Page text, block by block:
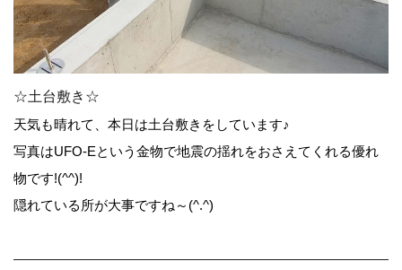
☆土台敷き☆
天気も晴れて、本日は土台敷きをしています♪
写真はUFO-Eという金物で地震の揺れをおさえてくれる優れ
物です!(^^)!
隠れている所が大事ですね～(^.^)